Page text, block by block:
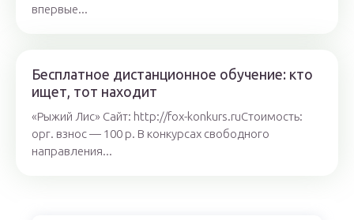
впервые...
Бесплатное дистанционное обучение: кто
ищет, тот находит
«Рыжий Лис» Сайт: http://fox-konkurs.ruСтоимость:
орг. взнос — 100 р. В конкурсах свободного
направления...